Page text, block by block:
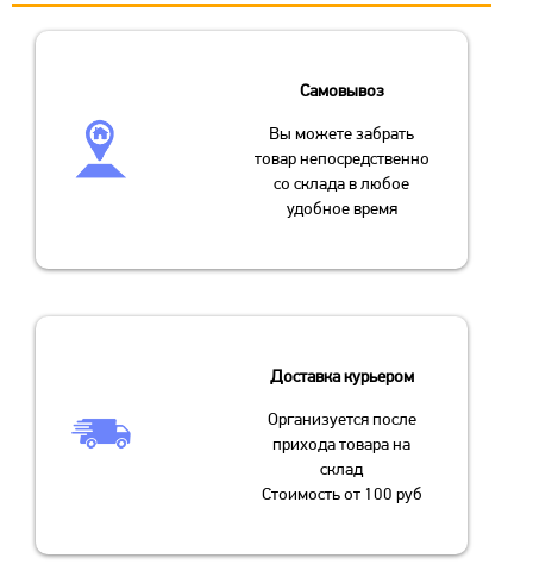
Самовывоз
Вы можете забрать
товар непосредственно
со склада в любое
удобное время
Доставка курьером
Организуется после
прихода товара на
склад
Стоимость от 100 руб